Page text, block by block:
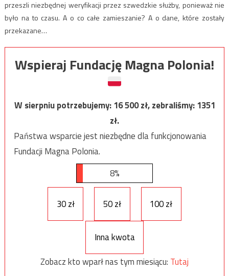
przeszli niezbędnej weryfikacji przez szwedzkie służby, ponieważ nie
było na to czasu. A o co całe zamieszanie? A o dane, które zostały
przekazane…
Wspieraj Fundację Magna Polonia!
W sierpniu potrzebujemy:16 500zł, zebraliśmy:1351
zł.
Państwa wsparcie jest niezbędne dla funkcjonowania
Fundacji Magna Polonia.
8%
30 zł 50 zł 100 zł
Inna kwota
Zobacz kto wparł nas tym miesiącu: Tutaj